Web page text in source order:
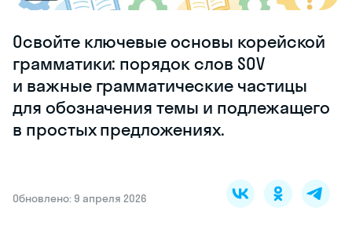
Освойте ключевые основы корейской
грамматики: порядок слов SOV
и важные грамматические частицы
для обозначения темы и подлежащего
в простых предложениях.
Обновлено: 9 апреля 2026